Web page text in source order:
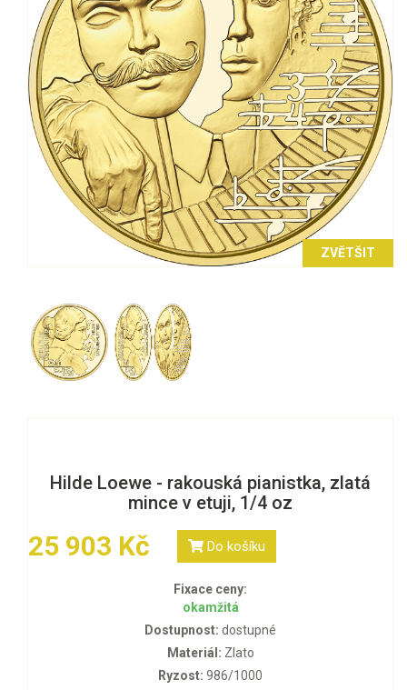
ZVĚTŠIT
Hilde Loewe - rakouská pianistka, zlatá
mince v etuji, 1/4 oz
25 903 Kč Do košíku
Fixace ceny:
okamžitá
Dostupnost: dostupné
Materiál: Zlato
Ryzost: 986/1000